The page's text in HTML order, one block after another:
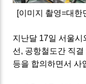
[이미지 촬영=대한
지난달 17일 서울시
선, 공항철도간 직
등을 합의하면서 사